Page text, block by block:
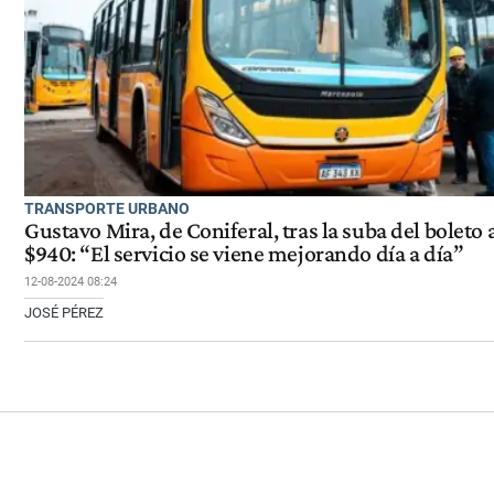
TRANSPORTE URBANO
Gustavo Mira, de Coniferal, tras la suba del boleto
$940: “El servicio se viene mejorando día a día”
12-08-2024 08:24
JOSÉ PÉREZ